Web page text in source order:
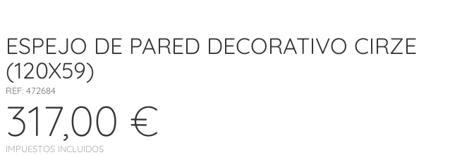
ESPEJO DE PARED DECORATIVO CIRZE
(120X59)
REF: 472684
317,00 €
IMPUESTOS INCLUIDOS